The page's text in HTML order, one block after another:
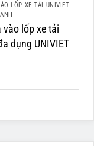
LỐP XE TẢI UNIVIET
vào lốp xe tải
dụng UNIVIET